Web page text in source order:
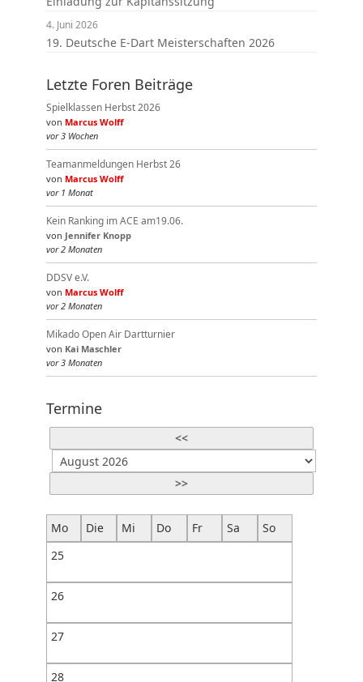
19. Deutsche E-Dart Meisterschaften 2026
4. Juni 2026
Letzte Foren Beiträge
Spielklassen Herbst 2026
von Marcus Wolff
vor 3 Wochen
Teamanmeldungen Herbst 26
von Marcus Wolff
vor 1 Monat
Kein Ranking im ACE am19.06.
von Jennifer Knopp
vor 2 Monaten
DDSV e.V.
von Marcus Wolff
vor 2 Monaten
Mikado Open Air Dartturnier
von Kai Maschler
vor 3 Monaten
Termine
<<
>>
Mo Die Mi Do Fr Sa
So
25
26
27
28